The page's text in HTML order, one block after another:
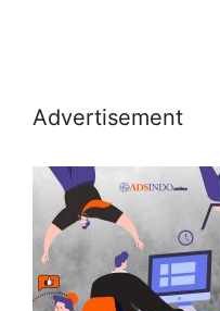
Advertisement